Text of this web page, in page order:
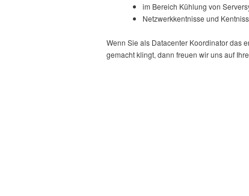
im Bereich Kühlung von
Netzwerkkentnisse und
Wenn Sie als Datacenter Koordinator das
gemacht klingt, dann freuen wir uns auf Ihre